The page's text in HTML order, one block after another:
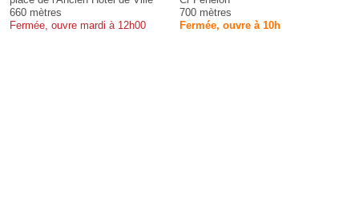
660 mètres
Fermée, ouvre mardi à 12h00
700 mètres
Fermée, ouvre à 10h